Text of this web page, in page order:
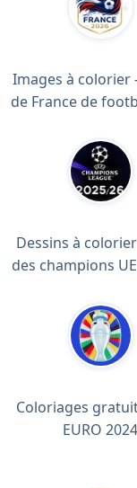
Images à colorier
de France de
Dessins à
des champions
Coloriages gratuit
EURO 2024